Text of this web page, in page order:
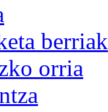
berriak
orria